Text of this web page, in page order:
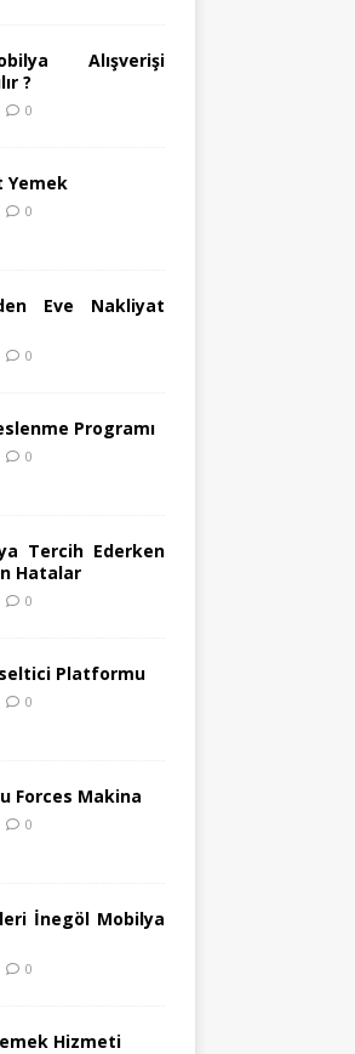
Alışverişi
?
0
Yemek
0
Eve Nakliyat
0
Programı
0
Tercih Ederken
Hatalar
0
Platformu
0
Forces Makina
0
İnegöl Mobilya
0
Hizmeti